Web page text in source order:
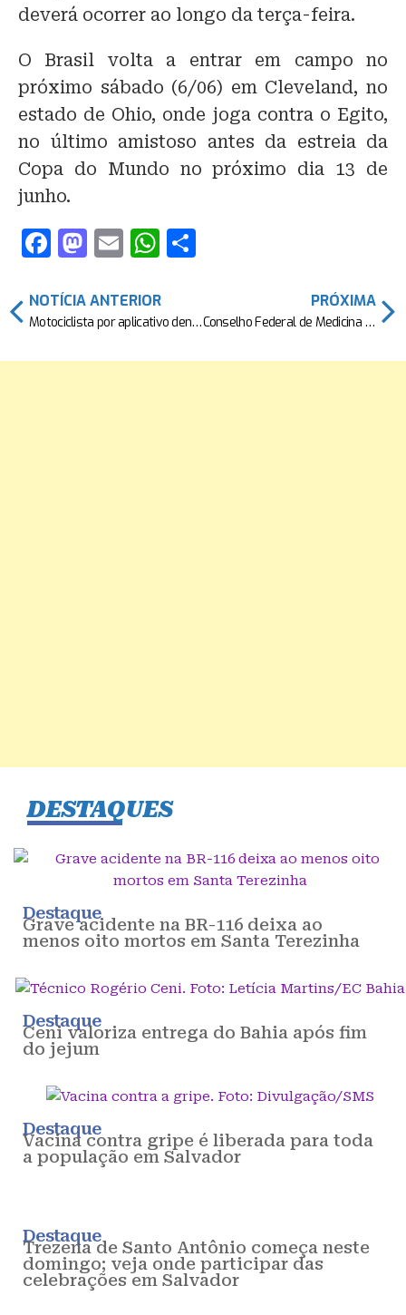
deverá ocorrer ao longo da terça-feira.
O Brasil volta a entrar em campo no
próximo sábado (6/06) em Cleveland, no
estado de Ohio, onde joga contra o Egito,
no último amistoso antes da estreia da
Copa do Mundo no próximo dia 13 de
junho.
F
c
e
b
M
st
o
d
E
ai
l
W
at
s
A
e
NOTÍCIA ANTERIOR
Motociclista por aplicativo denuncia agressão durante blitz
PRÓXIMA
Conselho Federal de Medicina proíbe uso de PMMA em procedimentos estéticos e reparadores. Entenda!
DESTAQUES
Destaque
Grave acidente na BR-116 deixa ao
menos oito mortos em Santa Terezinha
Destaque
Ceni valoriza entrega do Bahia após fim
do jejum
Destaque
Vacina contra gripe é liberada para toda
a população em Salvador
Destaque
Trezena de Santo Antônio começa neste
domingo; veja onde participar das
celebrações em Salvador